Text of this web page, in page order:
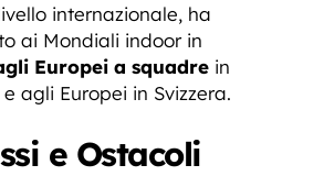
internazionale, ha
ai Mondiali indoor in
Europei a squadre in
agli Europei in Svizzera.
e Ostacoli